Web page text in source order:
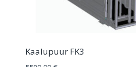
Kaalupuur FK3